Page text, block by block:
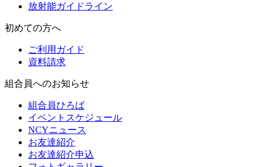
放射能ガイドライン
初めての方へ
ご利用ガイド
資料請求
組合員へのお知らせ
組合員ひろば
イベントスケジュール
NCYニュース
お友達紹介
お友達紹介申込